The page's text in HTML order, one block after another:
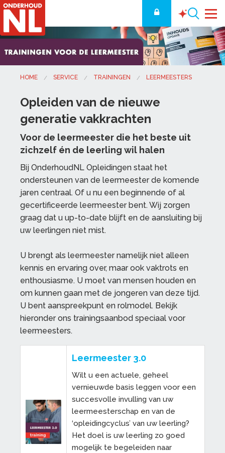
HOME SERVICE TRAININGEN LEERMEESTERS
Opleiden van de nieuwe
generatie vakkrachten
Voor de leermeester die het beste uit
zichzelf én de leerling wil halen
Bij OnderhoudNL Opleidingen staat het
ondersteunen van de leermeester de komende
jaren centraal. Of u nu een beginnende of al
gecertificeerde leermeester bent. Wij zorgen
graag dat u up-to-date blijft en de aansluiting bij
uw leerlingen niet mist.
U brengt als leermeester namelijk niet alleen
kennis en ervaring over, maar ook vaktrots en
enthousiasme. U moet van mensen houden en
om kunnen gaan met de jongeren van deze tijd.
U bent aanspreekpunt en rolmodel. Bekijk
hieronder ons trainingsaanbod speciaal voor
leermeesters.
Leermeester 3.0
Wilt u een actuele, geheel
vernieuwde basis leggen voor een
succesvolle invulling van uw
leermeesterschap en van de
‘opleidingcyclus’ van uw leerling?
Het doel is uw leerling zo goed
mogelijk te begeleiden naar